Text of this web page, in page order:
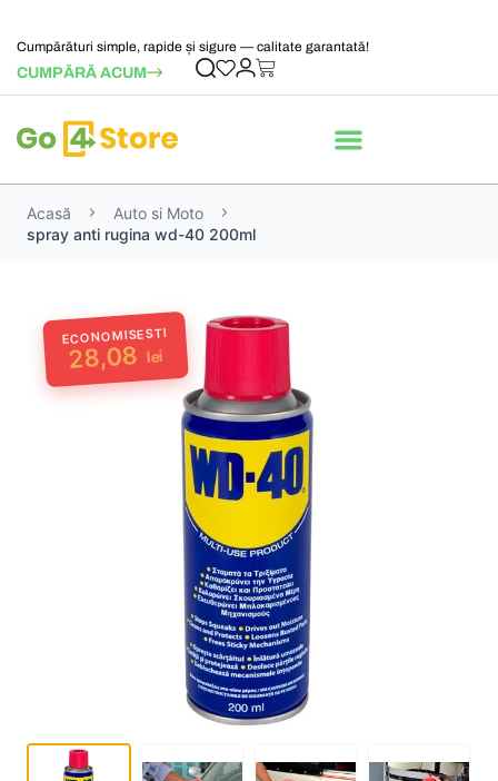
Cumpărături simple, rapide și sigure — calitate garantată!
CUMPĂRĂ ACUM
Acasă
Auto si Moto
spray anti rugina wd-40 200ml
ECONOMISESTI
28,08 lei